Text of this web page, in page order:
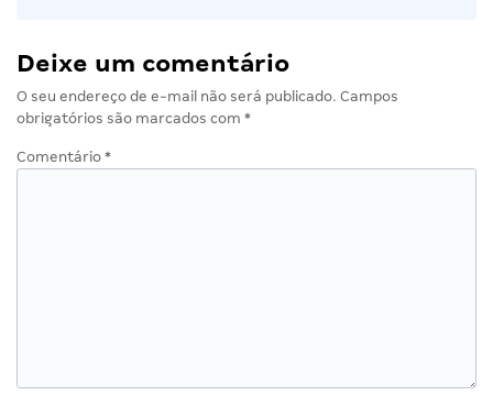
Deixe um comentário
O seu endereço de e-mail não será publicado. Campos
obrigatórios são marcados com *
Comentário *